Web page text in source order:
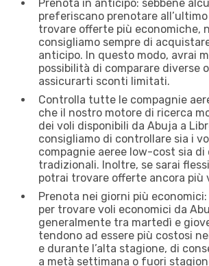
Prenota in anticipo: sebbene
preferiscano prenotare
trovare offerte più economiche,
consigliamo sempre di
anticipo. In questo modo, avrai
possibilità di comparare diverse
assicurarti sconti limitati.
Controlla tutte le compagnie
che il nostro motore di ricerca
dei voli disponibili da Abuja a
consigliamo di controllare sia i
compagnie aeree low-cost sia di
tradizionali. Inoltre, se sarai
potrai trovare offerte ancora più
Prenota nei giorni più
per trovare voli economici da
generalmente tra martedì e
tendono ad essere più costosi
e durante l’alta stagione, di
a metà settimana o fuori